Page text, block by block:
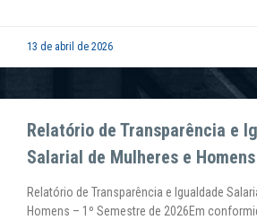
13 de abril de 2026
Relatório de Transparência e
Salarial de Mulheres e Homens
Relatório de Transparência e Igualdade
Homens – 1º Semestre de 2026Em